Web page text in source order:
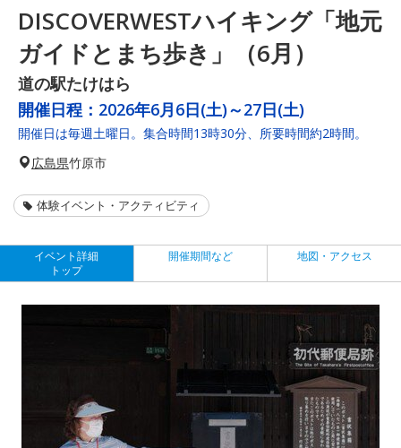
DISCOVERWESTハイキング「地元
ガイドとまち歩き」（6月）
道の駅たけはら
開催日程： 2026年6月6日(土)～27日(土)
開催日は毎週土曜日。集合時間13時30分、所要時間約2時間。
広島県竹原市
体験イベント・アクティビティ
イベント詳細
トップ
開催期間など 地図・アクセス